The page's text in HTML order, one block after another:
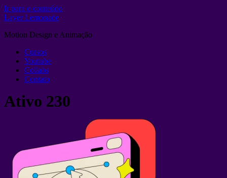
Ir para o conteúdo
Layer Lemonade
Motion Design e Animação
Cursos
Youtube
Collabs
Contato
Ativo 230